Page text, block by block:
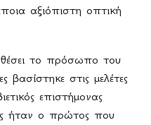
αξιόπιστη οπτική
το πρόσωπο του
στις μελέτες
επιστήμονας
ήταν ο πρώτος που